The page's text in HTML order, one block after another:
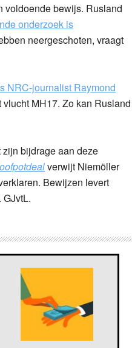
voldoende bewijs. Rusland
onderzoek is
neergeschoten, vraagt
NRC-journalist Raymond
MH17. Zo kan Rusland
zijn bijdrage aan deze
verwijt Niemöller
Bewijzen levert